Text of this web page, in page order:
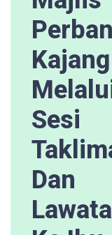
Kajang
Sesi
Dan